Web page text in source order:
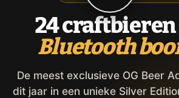
24 craftbieren
Bluetooth
De meest exclusieve OG Beer
dit jaar in een unieke Silver